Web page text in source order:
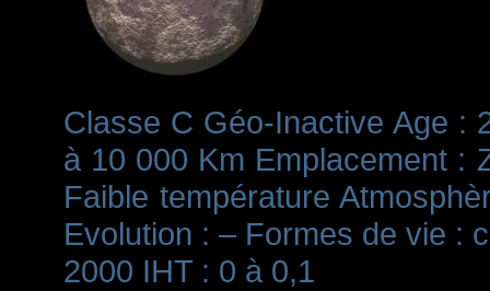
Classe C Géo-Inactive Age :
à 10 000 Km Emplacement :
Faible température
Evolution : – Formes de vie :
2000 IHT : 0 à 0,1